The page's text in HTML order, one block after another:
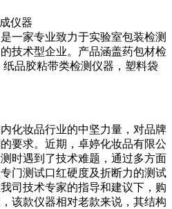
仪器
一家专业致力于实验室包装检测
技术型企业。产品涵盖药包材检
品胶粘带类检测仪器，塑料袋
化妆品行业的中坚力量，对品牌
要求。 近期，卓婷化妆品有限公
时遇到了技术难题，通过多方面
门测试口红硬度及折断力的测试
司技术专家的指导和建议下，购
该款仪器相对老款来说，其结构